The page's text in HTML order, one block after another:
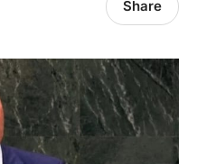
Share